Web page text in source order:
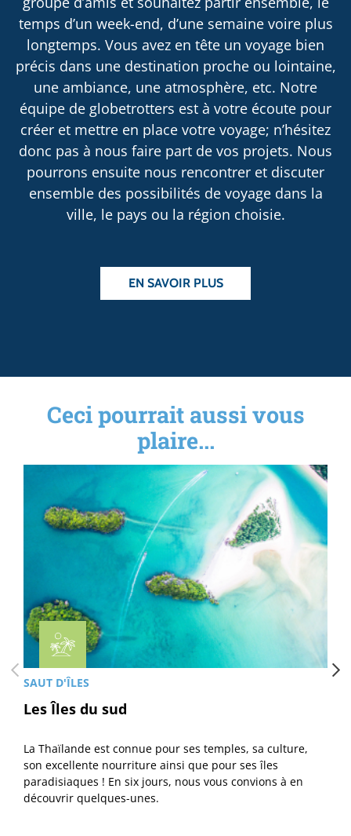
temps d’un week-end, d’une semaine voire plus
longtemps. Vous avez en tête un voyage bien
précis dans une destination proche ou lointaine,
une ambiance, une atmosphère, etc. Notre
équipe de globetrotters est à votre écoute pour
créer et mettre en place votre voyage; n’hésitez
donc pas à nous faire part de vos projets. Nous
pourrons ensuite nous rencontrer et discuter
ensemble des possibilités de voyage dans la
ville, le pays ou la région choisie.
EN SAVOIR PLUS
Ceci pourrait aussi vous
plaire...
SAUT D'ÎLES
Les Îles du sud
La Thaïlande est connue pour ses temples, sa culture,
son excellente nourriture ainsi que pour ses îles
paradisiaques ! En six jours, nous vous convions à en
découvrir quelques-unes.